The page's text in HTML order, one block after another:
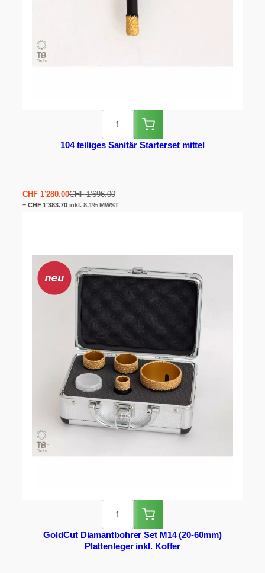
104 teiliges Sanitär Starterset mittel
CHF1’696.00
Ursprünglicher
Preis
CHF1’280.00
Aktueller
Preis
= CHF1’383.70inkl. 8.1% MWST
GoldCut Diamantbohrer Set M14 (20-60mm)
Plattenleger inkl. Koffer